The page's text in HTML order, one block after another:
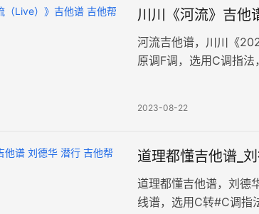
川川《河流》吉他
河流吉他谱，川川《
原调F调，选用C调指
2023-08-22
道理都懂吉他谱_
道理都懂吉他谱，刘德
线谱，选用C转#C调指